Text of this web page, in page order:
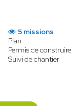
5 missions
Plan
Permis de construire
Suivi de chantier